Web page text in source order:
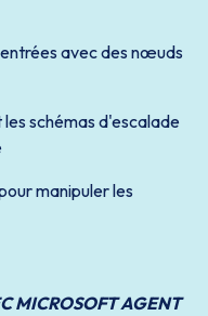
avec des nœuds
schémas d'escalade
manipuler les
MICROSOFT AGENT